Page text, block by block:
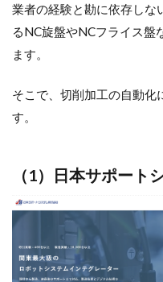
業者の経験と勘に依存しな
るNC旋盤やNCフライス盤
ます。
そこで、切削加工の自動化
す。
（1） 日本サポート